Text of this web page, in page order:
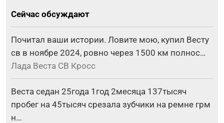
Сейчас обсуждают
Почитал ваши истории. Ловите мою, купил Весту
св в ноябре 2024, ровно через 1500 км полнос…
Лада Веста СВ Кросс
Веста седан 25года 1год 2месяца 137тысяч
пробег на 45тысяч срезала зубчики на ремне грм
н…